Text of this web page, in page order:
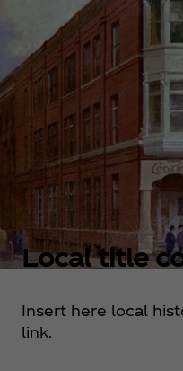
Local title
Insert here local
link.